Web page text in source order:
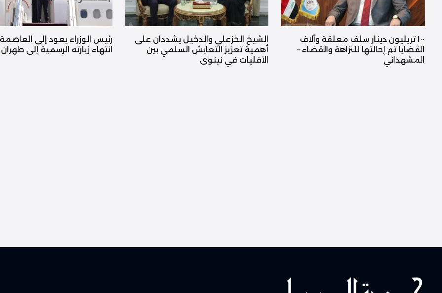
١٠٠ تريليون دينار سلف معلقة وآلاف
القضايا تم إحالتها للنزاهة والقضاء –
المشهداني
الشيخ الخزعلي والدخيل يشددان على
أهمية تعزيز التعايش السلمي بين
الأقليات في نينوى
رئيس الوزراء يعود إلى
انتهاء زيارته الرسمية إلى طهران